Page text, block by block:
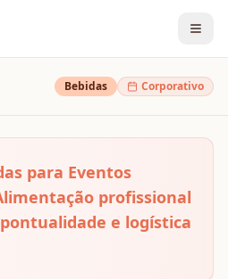
Bebidas Corporativo
para Eventos
profissional
e logística